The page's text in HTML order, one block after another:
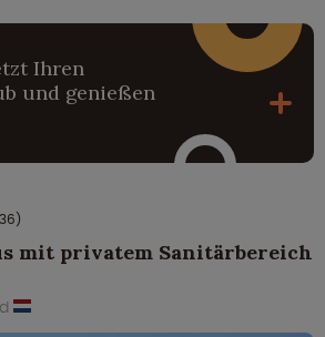
Ihren
und genießen
mit privatem Sanitärbereich